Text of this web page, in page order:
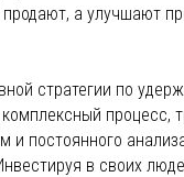
а улучшают
стратегии по
процесс,
и постоянного
в своих